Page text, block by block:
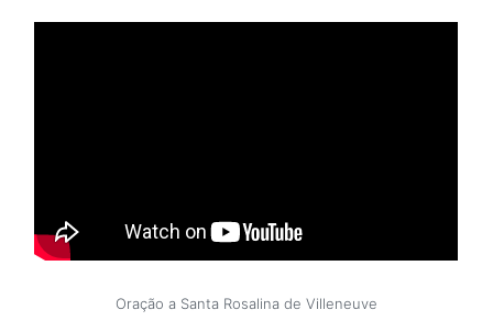
Oração a Santa Rosalina de Villeneuve